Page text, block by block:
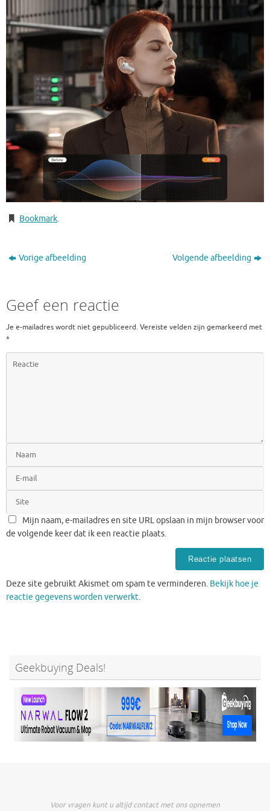
Bookmark.
Vorige afbeelding Volgende afbeelding
Geef een reactie
Je e-mailadres wordt niet gepubliceerd. Vereiste velden zijn gemarkeerd met
*
Mijn naam, e-mailadres en site URL opslaan in mijn browser voor
de volgende keer dat ik een reactie plaats.
Deze site gebruikt Akismet om spam te verminderen. Bekijk hoe je
reactie gegevens worden verwerkt.
Geekbuying Deals!
Voor vragen kunt u altijd contact met ons opnemen